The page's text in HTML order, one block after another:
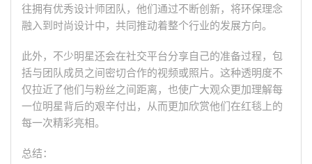
往拥有优秀设计师团队，他们通过不断创新，将环保理念
融入到时尚设计中，共同推动着整个行业的发展方向。
此外，不少明星还会在社交平台分享自己的准备过程，包
括与团队成员之间密切合作的视频或照片。这种透明度不
仅拉近了他们与粉丝之间距离，也使广大观众更加理解每
一位明星背后的艰辛付出，从而更加欣赏他们在红毯上的
每一次精彩亮相。
总结：